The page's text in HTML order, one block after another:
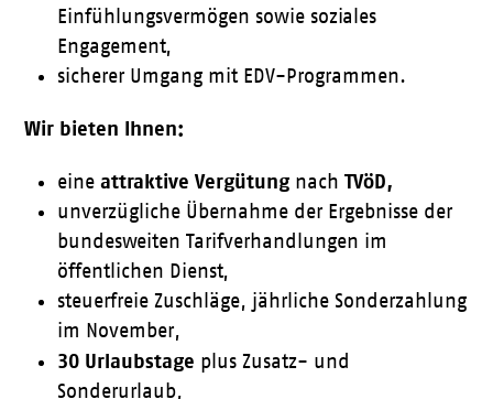
Einfühlungsvermögen sowie soziales
Engagement,
sicherer Umgang mit EDV-Programmen.
Wir bieten Ihnen:
eineattraktive Vergütung nachTVöD,
unverzügliche Übernahme der Ergebnisse der
bundesweiten Tarifverhandlungen im
öffentlichen Dienst,
steuerfreie Zuschläge, jährliche Sonderzahlung
im November,
30 Urlaubstage plus Zusatz- und
Sonderurlaub,